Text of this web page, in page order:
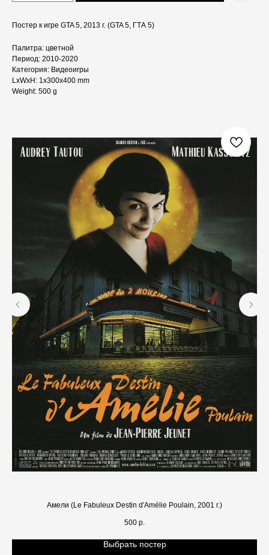
Постер к игре GTA 5, 2013 г. (GTA 5, ГТА 5)
Палитра: цветной
Период: 2010-2020
Категория: Видеоигры
LxWxH: 1x300x400 mm
Weight: 500 g
Амели (Le Fabuleux Destin d'Amélie Poulain, 2001 г.)
500 р.
Выбрать постер